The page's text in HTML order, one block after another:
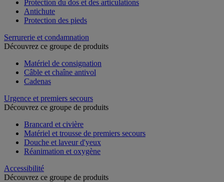
Protection du dos et des articulations
Antichute
Protection des pieds
Serrurerie et condamnation
Découvrez ce groupe de produits
Matériel de consignation
Câble et chaîne antivol
Cadenas
Urgence et premiers secours
Découvrez ce groupe de produits
Brancard et civière
Matériel et trousse de premiers secours
Douche et laveur d'yeux
Réanimation et oxygène
Accessibilité
Découvrez ce groupe de produits